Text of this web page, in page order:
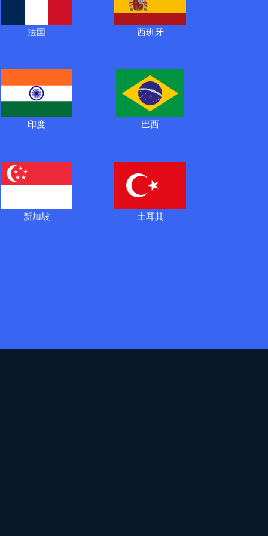
法国 西班牙
印度 巴西
新加坡 土耳其